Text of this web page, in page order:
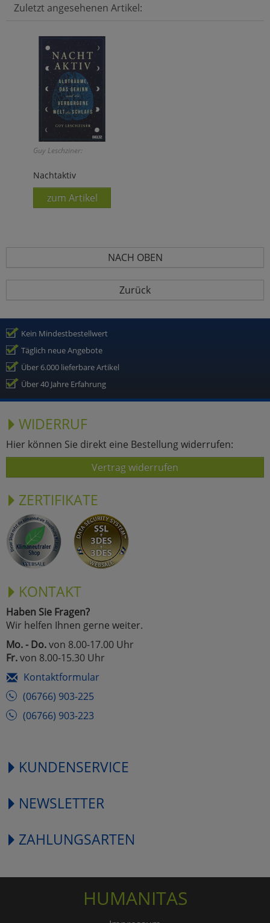
Zuletzt angesehenen Artikel:
Guy Leschziner:
Nachtaktiv
zum Artikel
NACH OBEN
Zurück
Kein Mindestbestellwert
Täglich neue Angebote
Über 6.000 lieferbare Artikel
Über 40 Jahre Erfahrung
WIDERRUF
Hier können Sie direkt eine Bestellung widerrufen:
Vertrag widerrufen
ZERTIFIKATE
KONTAKT
Haben Sie Fragen?
Wir helfen Ihnen gerne weiter.
Mo. - Do.von 8.00-17.00 Uhr
Fr.von 8.00-15.30 Uhr
Kontaktformular
(06766) 903-225
(06766) 903-223
KUNDENSERVICE
NEWSLETTER
ZAHLUNGSARTEN
HUMANITAS